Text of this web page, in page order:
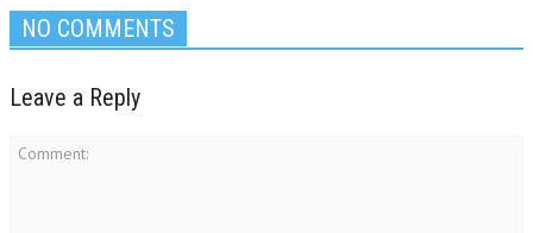
NO COMMENTS
Leave a Reply